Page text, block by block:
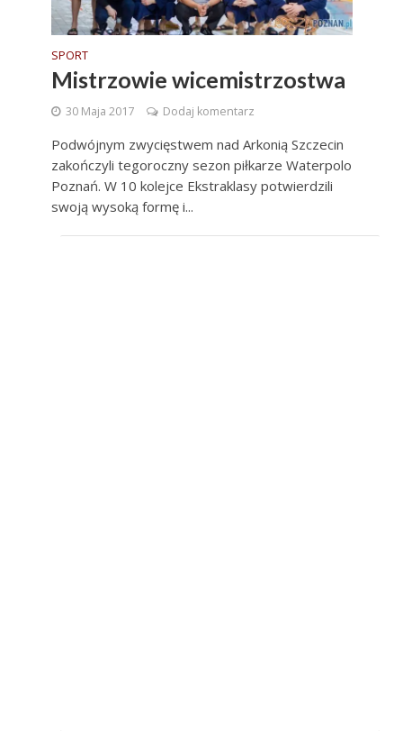
SPORT
Mistrzowie wicemistrzostwa
30 Maja 2017 Dodaj komentarz
Podwójnym zwycięstwem nad Arkonią Szczecin
zakończyli tegoroczny sezon piłkarze Waterpolo
Poznań. W 10 kolejce Ekstraklasy potwierdzili
swoją wysoką formę i...